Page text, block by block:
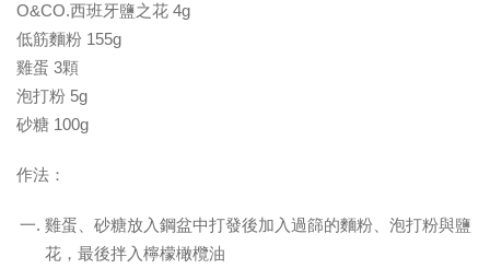
O&CO.西班牙鹽之花 4g
低筋麵粉 155g
雞蛋 3顆
泡打粉 5g
砂糖 100g
作法：
雞蛋、砂糖放入鋼盆中打發後加入過篩的麵粉、泡打粉與鹽
花，最後拌入檸檬橄欖油